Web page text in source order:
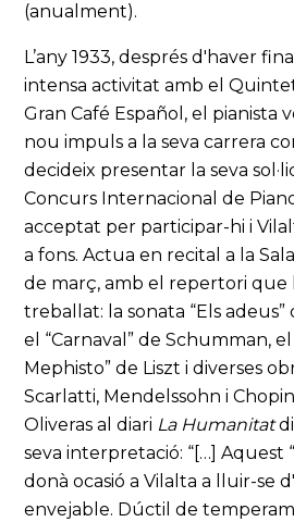
(anualment).
L’any 1933, després d'haver
intensa activitat amb el
Gran Café Español, el pianista
nou impuls a la seva carrera
decideix presentar la seva
Concurs Internacional de
acceptat per participar-hi i
a fons. Actua en recital a la
de març, amb el repertori que
treballat: la sonata “Els
el “Carnaval” de Schumman, el
Mephisto” de Liszt i diverses
Scarlatti, Mendelssohn i
Oliveras al diari La Humanitat
seva interpretació: “[…] Aquest
donà ocasió a Vilalta a lluir-se
envejable. Dúctil de